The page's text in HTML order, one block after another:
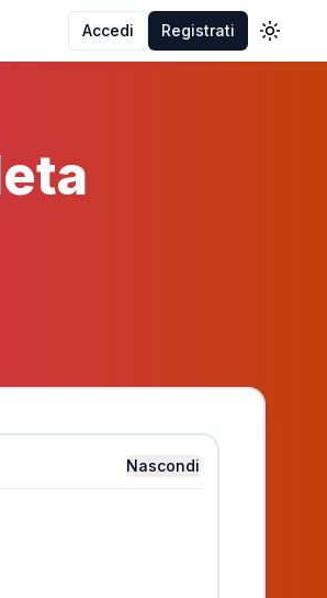
Accedi Registrati Toggle
Nascondi